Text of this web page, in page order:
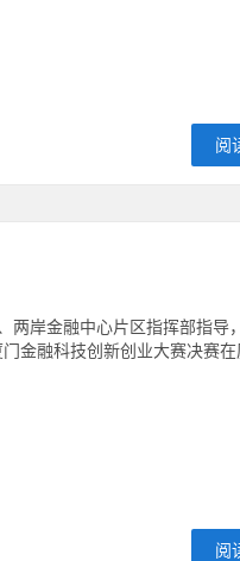
阅
两岸金融中心片区指挥部指导
金融科技创新创业大赛决赛在
阅